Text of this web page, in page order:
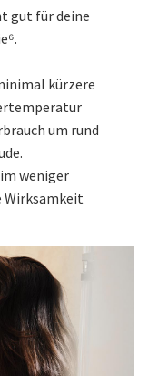
gut für deine
kürzere
um rund
weniger
Wirksamkeit